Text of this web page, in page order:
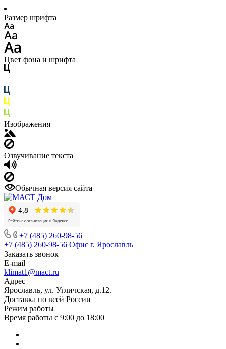
Размер шрифта
Цвет фона и шрифта
Изображения
Озвучивание текста
Обычная версия сайта
+7 (485) 260-98-56
+7 (485) 260-98-56 Офис г. Ярославль
Заказать звонок
E-mail
klimat1@mact.ru
Адрес
Ярославль, ул. Угличская, д.12.
Доставка по всей России
Режим работы
Время работы с 9:00 до 18:00